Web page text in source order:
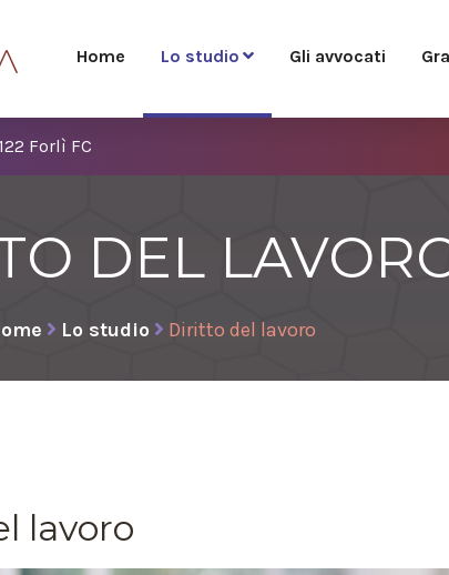
Home Lo studio Gli avvocati
Forlì FC
DEL
Lo studio Diritto del lavoro
lavoro